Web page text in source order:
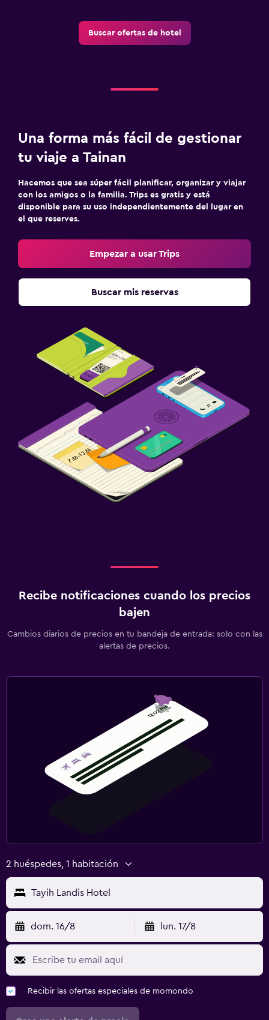
Buscar ofertas de hotel
Una forma más fácil de gestionar
tu viaje a Tainan
Hacemos que sea súper fácil planificar, organizar y viajar
con los amigos o la familia. Trips es gratis y está
disponible para su uso independientemente del lugar en
el que reserves.
Empezar a usar Trips
Buscar mis reservas
Recibe notificaciones cuando los precios
bajen
Cambios diarios de precios en tu bandeja de entrada: solo con las
alertas de precios.
2 huéspedes, 1 habitación
Tayih Landis Hotel
dom. 16/8 lun. 17/8
Recibir las ofertas especiales de momondo